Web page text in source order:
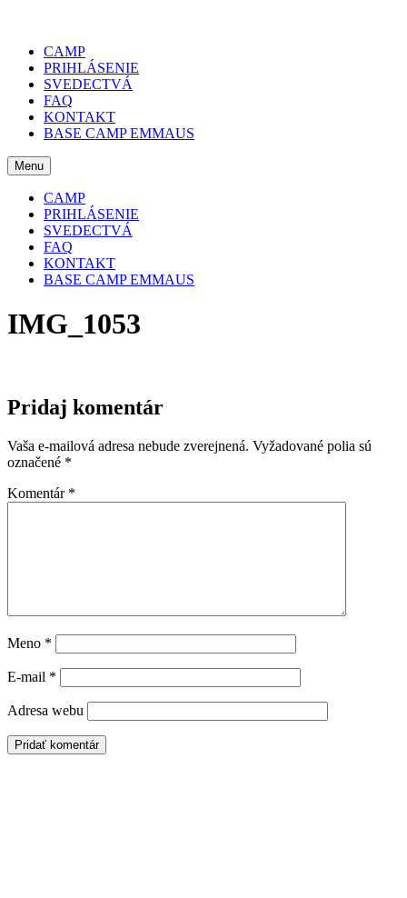
CAMP
PRIHLÁSENIE
SVEDECTVÁ
FAQ
KONTAKT
BASE CAMP EMMAUS
Menu
CAMP
PRIHLÁSENIE
SVEDECTVÁ
FAQ
KONTAKT
BASE CAMP EMMAUS
IMG_1053
Pridaj komentár
Vaša e-mailová adresa nebude zverejnená. Vyžadované polia sú
označené *
Komentár *
Meno *
E-mail *
Adresa webu